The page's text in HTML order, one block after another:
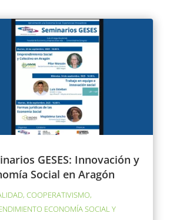
GESES: Innovación y
Social en Aragón
, COOPERATIVISMO,
ECONOMÍA SOCIAL Y